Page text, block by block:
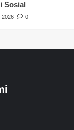
Sosial
2026 0